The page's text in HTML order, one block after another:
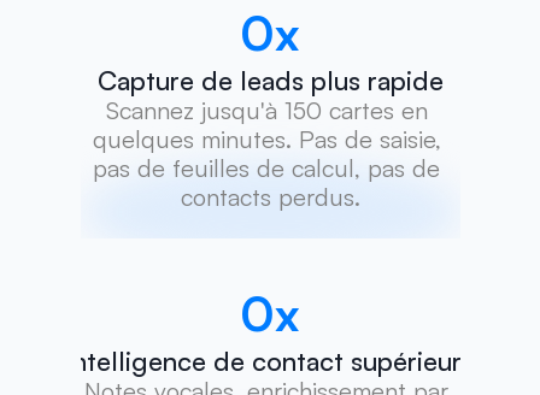
0x
Capture de leads plus rapide
Scannez jusqu'à 150 cartes en
quelques minutes. Pas de saisie,
pas de feuilles de calcul, pas de
contacts perdus.
0x
Intelligence de contact supérieure